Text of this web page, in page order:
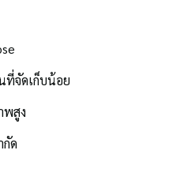
ที่จัดเก็บน้อย
พสูง
ด